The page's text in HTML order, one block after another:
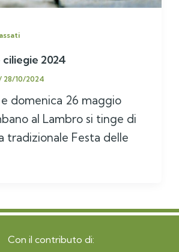
2024
28/10/2024
domenica 26 maggio
al Lambro si tinge di
tradizionale Festa delle
Con il contributo di: